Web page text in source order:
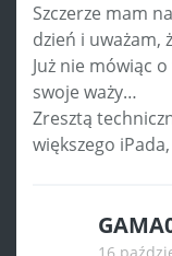
Szczerze mam
dzień i uważam,
Już nie mówiąc
swoje waży…
Zresztą
większego